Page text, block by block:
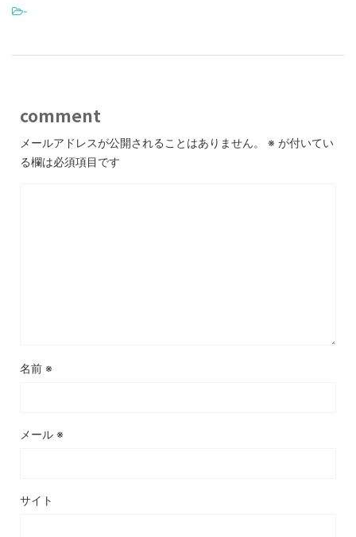
-
comment
メールアドレスが公開されることはありません。 ※ が付いてい
る欄は必須項目です
名前 ※
メール ※
サイト